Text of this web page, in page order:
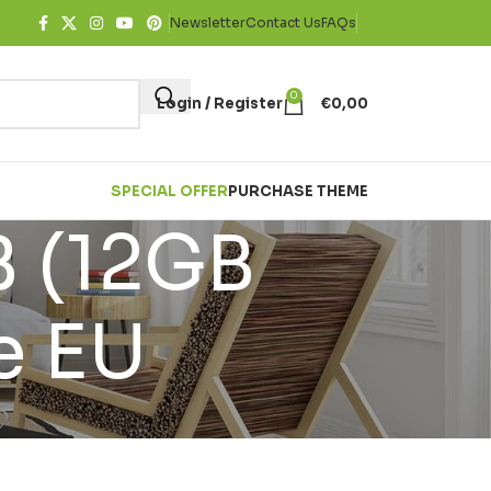
NewsletterContact UsFAQs
Login / Register 0 €0,00
SPECIAL OFFERPURCHASE THEME
(12GB
EU